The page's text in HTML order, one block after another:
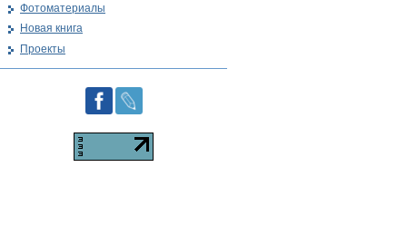
Фотоматериалы
Новая книга
Проекты